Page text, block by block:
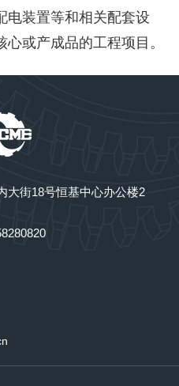
电装置等和相关配套设
心或产成品的工程项目。
大街18号恒基中心办公楼2